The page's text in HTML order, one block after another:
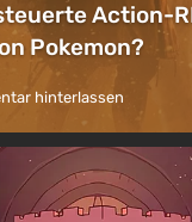
Action-
Pokemon?
hinterlassen